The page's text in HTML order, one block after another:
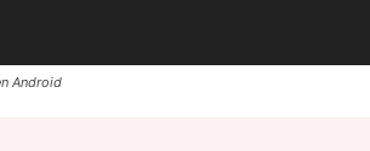
Android